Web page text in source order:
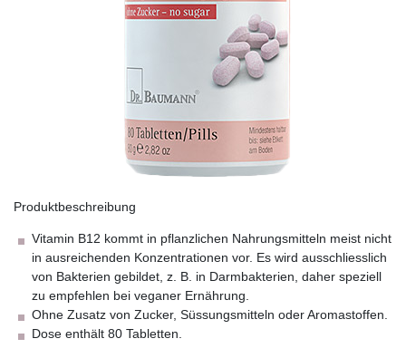
Produktbeschreibung
Vitamin B12 kommt in pflanzlichen Nahrungsmitteln meist nicht
in ausreichenden Konzentrationen vor. Es wird ausschliesslich
von Bakterien gebildet, z. B. in Darmbakterien, daher speziell
zu empfehlen bei veganer Ernährung.
Ohne Zusatz von Zucker, Süssungsmitteln oder Aromastoffen.
Dose enthält 80 Tabletten.